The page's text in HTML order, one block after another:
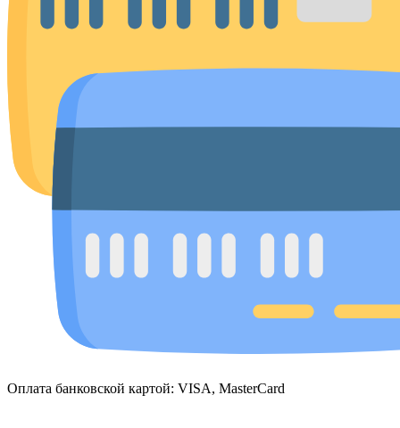
Оплата банковской картой: VISA, MasterCard